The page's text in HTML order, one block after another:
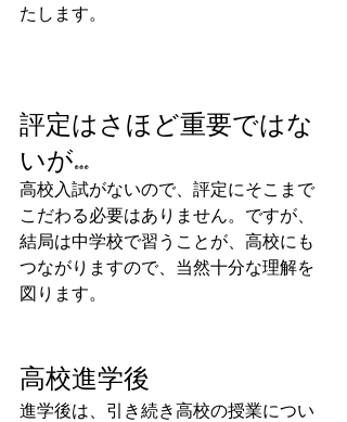
たします。
評定はさほど重要ではな
いが…
高校入試がないので、評定にそこまで
こだわる必要はありません。ですが、
結局は中学校で習うことが、高校にも
つながりますので、当然十分な理解を
図ります。
高校進学後
進学後は、引き続き高校の授業につい